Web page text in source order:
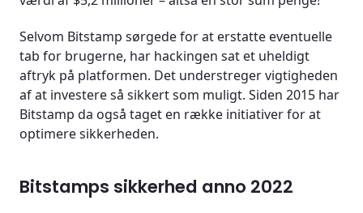
Selvom Bitstamp sørgede for at erstatte eventuelle
tab for brugerne, har hackingen sat et uheldigt
aftryk på platformen. Det understreger vigtigheden
af at investere så sikkert som muligt. Siden 2015 har
Bitstamp da også taget en række initiativer for at
optimere sikkerheden.
Bitstamps sikkerhed anno 2022